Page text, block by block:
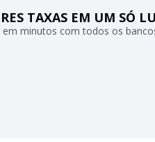
TAXAS EM UM SÓ
minutos com todos os